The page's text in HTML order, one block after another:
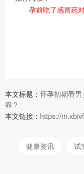
孕前吃了感冒药
本文标题：怀孕初期看
靠？
本文链接： https://
健康资讯 试